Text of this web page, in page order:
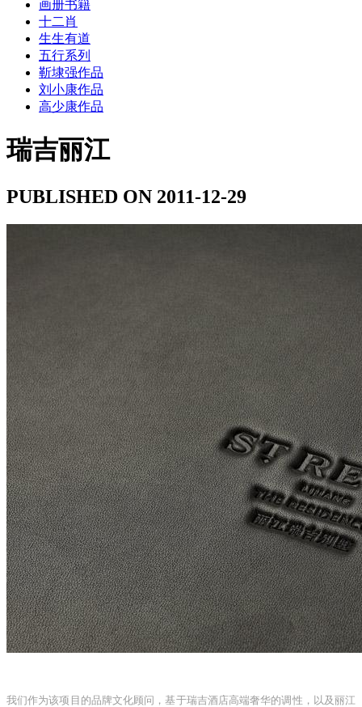
画册书籍
十二肖
生生有道
五行系列
靳埭强作品
刘小康作品
高少康作品
瑞吉丽江
PUBLISHED ON 2011-12-29
我们作为该项目的品牌文化顾问，基于瑞吉酒店高端奢华的调性，以及丽江